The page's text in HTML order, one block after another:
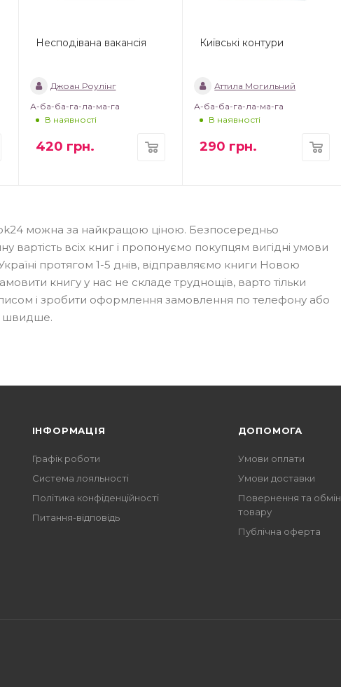
Несподівана вакансія
Джоан Роулінг
А-ба-ба-га-ла-ма-га
В наявності
420 грн.
Київські контури
Аттила Могильний
А-ба-ба-га-ла-ма-га
В наявності
290 грн.
можна за найкращою ціною. Безпосередньо
всіх книг і пропонуємо покупцям вигідні умови
протягом 1-5 днів, відправляємо книги Новою
книгу у нас не складе труднощів, варто тільки
і зробити оформлення замовлення по телефону або
швидше.
ІНФОРМАЦІЯ
Графік роботи
Система лояльності
Політика конфіденційності
Питання-відповідь
ДОПОМОГА
Умови оплати
Умови доставки
Повернення та обмін
товару
Публічна оферта